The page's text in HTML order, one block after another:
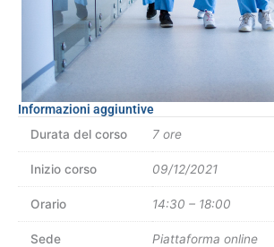
Informazioni aggiuntive
Durata del corso
7 ore
Inizio corso 09/12/2021
Orario 14:30 – 18:00
Sede Piattaforma online